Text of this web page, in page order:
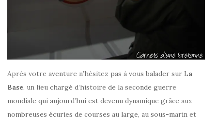
Après votre aventure n’hésitez pas à vous balader sur La
Base, un lieu chargé d’histoire de la seconde guerre
mondiale qui aujourd’hui est devenu dynamique grâce aux
nombreuses écuries de courses au large, au sous-marin et